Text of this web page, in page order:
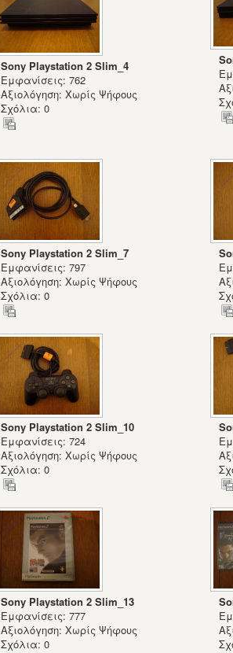
Sony Playstation 2 Slim_4
Εμφανίσεις: 762
Αξιολόγηση: Χωρίς Ψήφους
Σχόλια: 0
Sony Playstation 2 Slim_7
Εμφανίσεις: 797
Αξιολόγηση: Χωρίς Ψήφους
Σχόλια: 0
Sony Playstation 2 Slim_10
Εμφανίσεις: 724
Αξιολόγηση: Χωρίς Ψήφους
Σχόλια: 0
Sony Playstation 2 Slim_13
Εμφανίσεις: 777
Αξιολόγηση: Χωρίς Ψήφους
Σχόλια: 0